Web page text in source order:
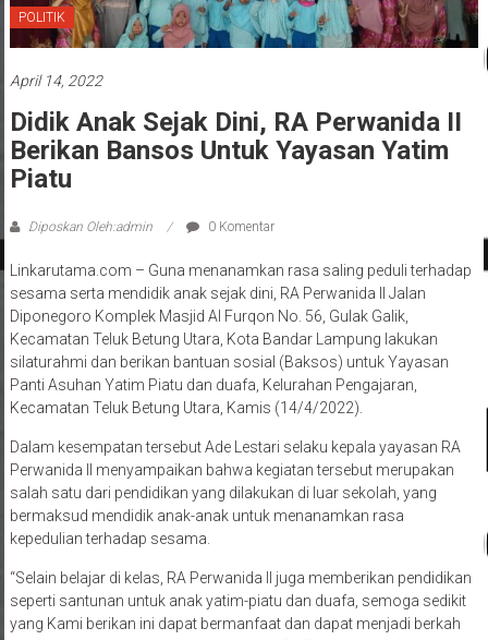
POLITIK
April 14, 2022
Didik Anak Sejak Dini, RA Perwanida II
Berikan Bansos Untuk Yayasan Yatim
Piatu
Diposkan Oleh:admin 0 Komentar
Linkarutama.com – Guna menanamkan rasa saling peduli terhadap
sesama serta mendidik anak sejak dini, RA Perwanida II Jalan
Diponegoro Komplek Masjid Al Furqon No. 56, Gulak Galik,
Kecamatan Teluk Betung Utara, Kota Bandar Lampung lakukan
silaturahmi dan berikan bantuan sosial (Baksos) untuk Yayasan
Panti Asuhan Yatim Piatu dan duafa, Kelurahan Pengajaran,
Kecamatan Teluk Betung Utara, Kamis (14/4/2022).
Dalam kesempatan tersebut Ade Lestari selaku kepala yayasan RA
Perwanida II menyampaikan bahwa kegiatan tersebut merupakan
salah satu dari pendidikan yang dilakukan di luar sekolah, yang
bermaksud mendidik anak-anak untuk menanamkan rasa
kepedulian terhadap sesama.
“Selain belajar di kelas, RA Perwanida II juga memberikan pendidikan
seperti santunan untuk anak yatim-piatu dan duafa, semoga sedikit
yang Kami berikan ini dapat bermanfaat dan dapat menjadi berkah